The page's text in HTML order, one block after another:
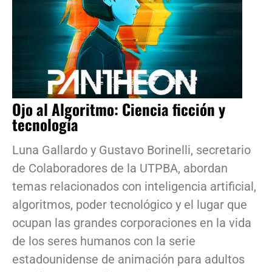
Ojo al Algoritmo: Ciencia ficción y
tecnología
Luna Gallardo y Gustavo Borinelli, secretario
de Colaboradores de la UTPBA, abordan
temas relacionados con inteligencia artificial,
algoritmos, poder tecnológico y el lugar que
ocupan las grandes corporaciones en la vida
de los seres humanos con la serie
estadounidense de animación para adultos